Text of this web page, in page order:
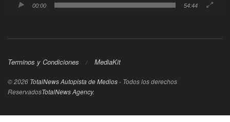
00:00 54:44
Terminos y Condiciones MediaKit
© 2026 TotalNews Autopista de Medios- Todos los derechos
ReservadosTotalNews Agency.